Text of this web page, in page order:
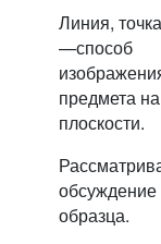
Линия,
—способ
предмета на
плоскости.
обсуждение
образца.